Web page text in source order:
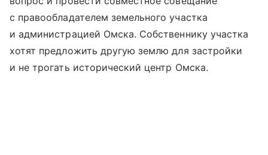
с правообладателем земельного участка
и администрацией Омска. Собственнику участка
хотят предложить другую землю для застройки
и не трогать исторический центр Омска.